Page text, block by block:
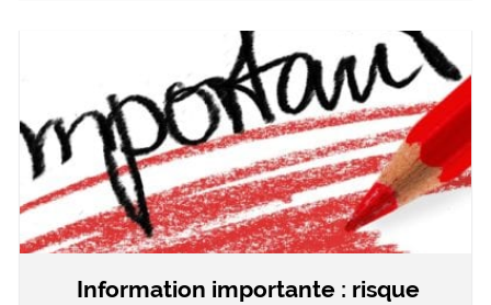
Information importante : risque